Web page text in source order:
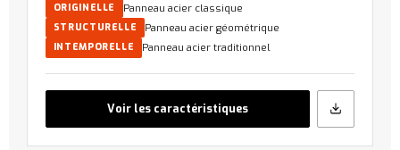
ORIGINELLE Panneau acier classique
STRUCTURELLE Panneau acier géométrique
INTEMPORELLE Panneau acier traditionnel
Voir les caractéristiques